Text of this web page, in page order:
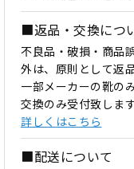
■返品・交換につ
不良品・破損・商品
外は、原則として返
一部メーカーの靴の
交換のみ受付致します
詳しくはこちら
■配送について